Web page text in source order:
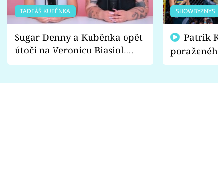
TADEÁŠ KUBĚNKA
Sugar Denny a Kuběnka opět
útočí na Veronicu Biasiol.
Proč je podle nich falešná a
SHOWBYZNYS
fanoušci